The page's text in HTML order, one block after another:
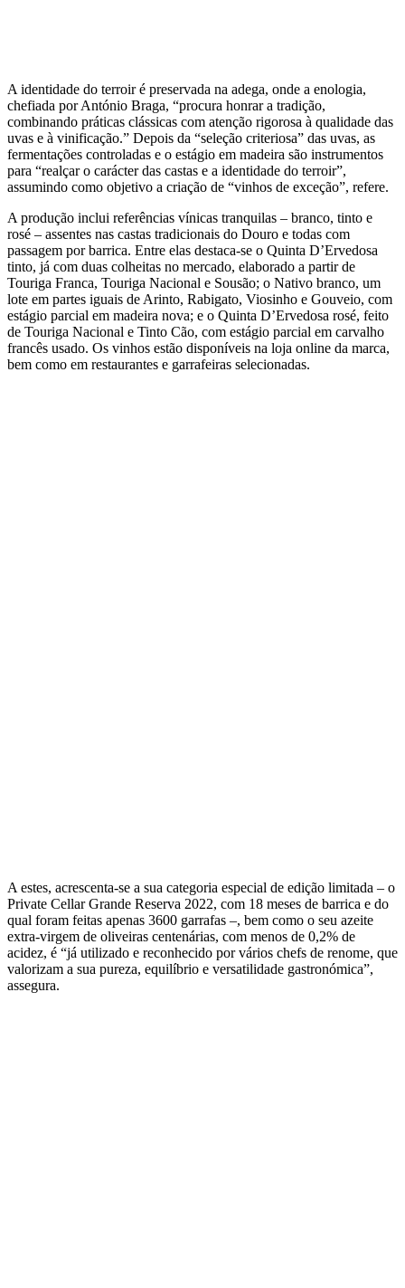
A identidade do terroir é preservada na adega, onde a enologia,
chefiada por António Braga, “procura honrar a tradição,
combinando práticas clássicas com atenção rigorosa à qualidade das
uvas e à vinificação.” Depois da “seleção criteriosa” das uvas, as
fermentações controladas e o estágio em madeira são instrumentos
para “realçar o carácter das castas e a identidade do terroir”,
assumindo como objetivo a criação de “vinhos de exceção”, refere.
A produção inclui referências vínicas tranquilas – branco, tinto e
rosé – assentes nas castas tradicionais do Douro e todas com
passagem por barrica. Entre elas destaca-se o Quinta D’Ervedosa
tinto, já com duas colheitas no mercado, elaborado a partir de
Touriga Franca, Touriga Nacional e Sousão; o Nativo branco, um
lote em partes iguais de Arinto, Rabigato, Viosinho e Gouveio, com
estágio parcial em madeira nova; e o Quinta D’Ervedosa rosé, feito
de Touriga Nacional e Tinto Cão, com estágio parcial em carvalho
francês usado. Os vinhos estão disponíveis na loja online da marca,
bem como em restaurantes e garrafeiras selecionadas.
A estes, acrescenta-se a sua categoria especial de edição limitada – o
Private Cellar Grande Reserva 2022, com 18 meses de barrica e do
qual foram feitas apenas 3600 garrafas –, bem como o seu azeite
extra-virgem de oliveiras centenárias, com menos de 0,2% de
acidez, é “já utilizado e reconhecido por vários chefs de renome, que
valorizam a sua pureza, equilíbrio e versatilidade gastronómica”,
assegura.